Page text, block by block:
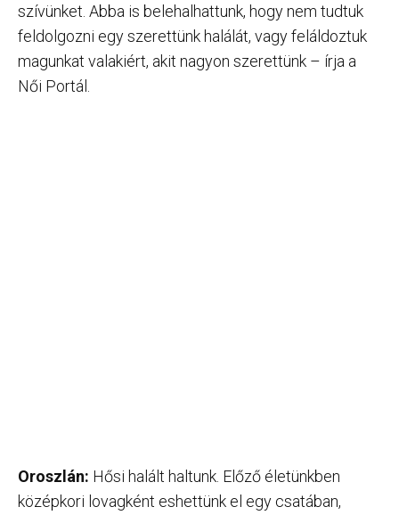
szívünket. Abba is belehalhattunk, hogy nem tudtuk
feldolgozni egy szerettünk halálát, vagy feláldoztuk
magunkat valakiért, akit nagyon szerettünk – írja a
Női Portál.
Oroszlán: Hősi halált haltunk. Előző életünkben
középkori lovagként eshettünk el egy csatában,